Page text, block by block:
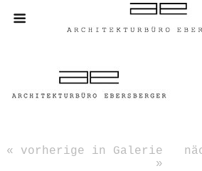
« vorherige in Galerie
»